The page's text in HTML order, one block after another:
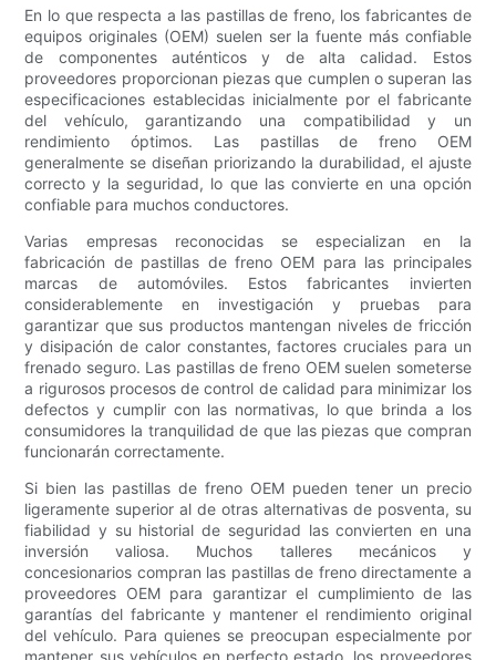
En lo que respecta a las pastillas de freno, los fabricantes de
equipos originales (OEM) suelen ser la fuente más confiable
de componentes auténticos y de alta calidad. Estos
proveedores proporcionan piezas que cumplen o superan las
especificaciones establecidas inicialmente por el fabricante
del vehículo, garantizando una compatibilidad y un
rendimiento óptimos. Las pastillas de freno OEM
generalmente se diseñan priorizando la durabilidad, el ajuste
correcto y la seguridad, lo que las convierte en una opción
confiable para muchos conductores.
Varias empresas reconocidas se especializan en la
fabricación de pastillas de freno OEM para las principales
marcas de automóviles. Estos fabricantes invierten
considerablemente en investigación y pruebas para
garantizar que sus productos mantengan niveles de fricción
y disipación de calor constantes, factores cruciales para un
frenado seguro. Las pastillas de freno OEM suelen someterse
a rigurosos procesos de control de calidad para minimizar los
defectos y cumplir con las normativas, lo que brinda a los
consumidores la tranquilidad de que las piezas que compran
funcionarán correctamente.
Si bien las pastillas de freno OEM pueden tener un precio
ligeramente superior al de otras alternativas de posventa, su
fiabilidad y su historial de seguridad las convierten en una
inversión valiosa. Muchos talleres mecánicos y
concesionarios compran las pastillas de freno directamente a
proveedores OEM para garantizar el cumplimiento de las
garantías del fabricante y mantener el rendimiento original
del vehículo. Para quienes se preocupan especialmente por